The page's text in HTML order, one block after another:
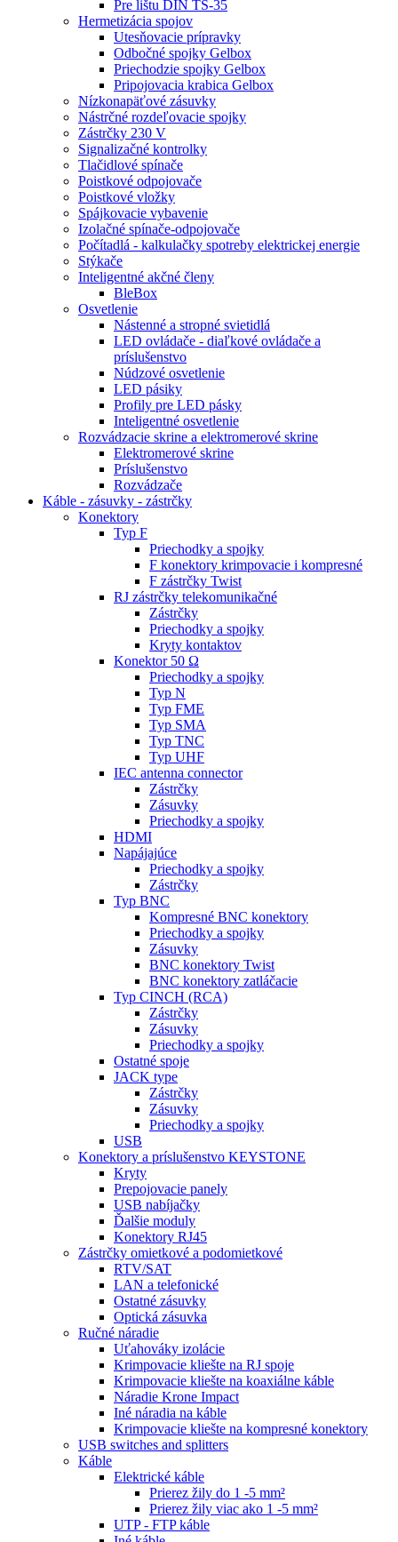
Pre lištu DIN TS-35
Hermetizácia spojov
Utesňovacie prípravky
Odbočné spojky Gelbox
Priechodzie spojky Gelbox
Pripojovacia krabica Gelbox
Nízkonapäťové zásuvky
Nástrčné rozdeľovacie spojky
Zástrčky 230 V
Signalizačné kontrolky
Tlačidlové spínače
Poistkové odpojovače
Poistkové vložky
Spájkovacie vybavenie
Izolačné spínače-odpojovače
Počítadlá - kalkulačky spotreby elektrickej energie
Stýkače
Inteligentné akčné členy
BleBox
Osvetlenie
Nástenné a stropné svietidlá
LED ovládače - diaľkové ovládače a
príslušenstvo
Núdzové osvetlenie
LED pásiky
Profily pre LED pásky
Inteligentné osvetlenie
Rozvádzacie skrine a elektromerové skrine
Elektromerové skrine
Príslušenstvo
Rozvádzače
Káble - zásuvky - zástrčky
Konektory
Typ F
Priechodky a spojky
F konektory krimpovacie i kompresné
F zástrčky Twist
RJ zástrčky telekomunikačné
Zástrčky
Priechodky a spojky
Kryty kontaktov
Konektor 50 Ω
Priechodky a spojky
Typ N
Typ FME
Typ SMA
Typ TNC
Typ UHF
IEC antenna connector
Zástrčky
Zásuvky
Priechodky a spojky
HDMI
Napájajúce
Priechodky a spojky
Zástrčky
Typ BNC
Kompresné BNC konektory
Priechodky a spojky
Zásuvky
BNC konektory Twist
BNC konektory zatláčacie
Typ CINCH (RCA)
Zástrčky
Zásuvky
Priechodky a spojky
Ostatné spoje
JACK type
Zástrčky
Zásuvky
Priechodky a spojky
USB
Konektory a príslušenstvo KEYSTONE
Kryty
Prepojovacie panely
USB nabíjačky
Ďalšie moduly
Konektory RJ45
Zástrčky omietkové a podomietkové
RTV/SAT
LAN a telefonické
Ostatné zásuvky
Optická zásuvka
Ručné náradie
Uťahováky izolácie
Krimpovacie kliešte na RJ spoje
Krimpovacie kliešte na koaxiálne káble
Náradie Krone Impact
Iné náradia na káble
Krimpovacie kliešte na kompresné konektory
USB switches and splitters
Káble
Elektrické káble
Prierez žily do 1 -5 mm²
Prierez žily viac ako 1 -5 mm²
UTP - FTP káble